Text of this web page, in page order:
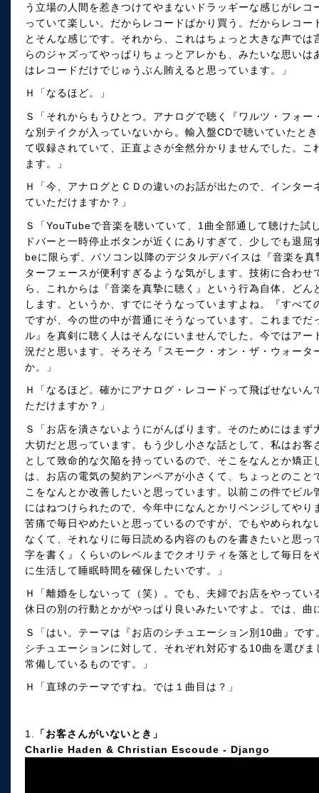
う立場の人間を惹きつけてやまないドラッギーな感じがレ
っていて楽しい。だからレコードばかり買う。だからレコ
とそんな感じです。それから、これはちょっと大きな声で
らのジャズってやっぱりちょっとアレかも、みたいな思い
はレコードだけでじゅうぶん賄えると思っています。」
Ｈ「なるほど。」
Ｓ「それからもうひとつ。アナログで聴く『ワルツ・フォ
な別テイクが入っていないから。輸入盤CDで聴いていたと
て収録されていて、正直よさが全然分かりませんでした。
ます。」
Ｈ「今、アナログとＣＤの違いのお話が出たので、インタ
ていただけますか？」
Ｓ「YouTubeで音楽を聴いていて、1曲全部通して聴けた試
ドバーと一時停止ボタンが近くにありすぎて、少しでも退
beに限らず、パソコン以降のデジタルデバイスは『音楽を
ターフェースが便利すぎるような気がします。技術に合わ
ら、これからは『音楽を真摯に聴く』という行為自体、ど
します。というか、すでにそうなっていますよね。『すべ
ですが、今の世の中が普通にそうなっています。これまで
ル』を真剣に聴く人はそんなにいませんでした。今ではア
況だと思います。そろそろ『スモーク・オン・ザ・ウォー
か。」
Ｈ「なるほど。確かにアナログ・レコードって飛ばせない
ただけますか？」
Ｓ「お店を潰さないようにがんばります。そのためにはま
大切だと思っています。もう少し小さな話として、私はお
として致命的な欠陥を持っているので、そこをなんとか矯
は、お店の電気の契約アンペアが小さくて、ちょっとのこ
こをなんとか改善したいと思っています。以前この件でビ
にはねつけられたので、今年中になんとかリベンジしてや
苦痛で毎日やめたいと思っているのですが、でもやめられ
なくて、それなりに毎日読める内容のものを書きたいと思
字を書く』くらいのレベルまでクオリティを落として毎日
に生活して睡眠時間を確保したいです。」
Ｈ「離婚をしないって（笑）。でも、夫婦でお店をやって
休日の別の行動とかがやっぱり良いみたいですよ。では、曲
Ｓ「はい。テーマは『お店のシチュエーション別10曲』で
シチュエーションに対して、それぞれ対応する10曲を選び
常備しているものです。」
Ｈ「直球のテーマですね。では１曲目は？」
1.
「お客さんがいないとき」
Charlie Haden & Christian Escoude - Django